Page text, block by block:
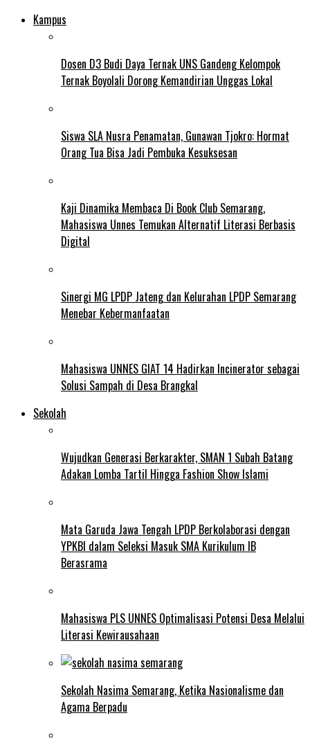
Kampus
Dosen D3 Budi Daya Ternak UNS Gandeng Kelompok
Ternak Boyolali Dorong Kemandirian Unggas Lokal
Siswa SLA Nusra Penamatan, Gunawan Tjokro: Hormat
Orang Tua Bisa Jadi Pembuka Kesuksesan
Kaji Dinamika Membaca Di Book Club Semarang,
Mahasiswa Unnes Temukan Alternatif Literasi Berbasis
Digital
Sinergi MG LPDP Jateng dan Kelurahan LPDP Semarang
Menebar Kebermanfaatan
Mahasiswa UNNES GIAT 14 Hadirkan Incinerator sebagai
Solusi Sampah di Desa Brangkal
Sekolah
Wujudkan Generasi Berkarakter, SMAN 1 Subah Batang
Adakan Lomba Tartil Hingga Fashion Show Islami
Mata Garuda Jawa Tengah LPDP Berkolaborasi dengan
YPKBI dalam Seleksi Masuk SMA Kurikulum IB
Berasrama
Mahasiswa PLS UNNES Optimalisasi Potensi Desa Melalui
Literasi Kewirausahaan
Sekolah Nasima Semarang, Ketika Nasionalisme dan
Agama Berpadu